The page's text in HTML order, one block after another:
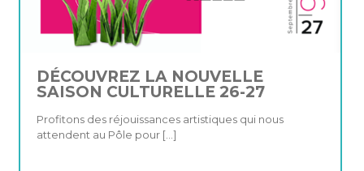
DÉCOUVREZ LA NOUVELLE
SAISON CULTURELLE 26-27
Profitons des réjouissances artistiques qui nous
attendent au Pôle pour[…]